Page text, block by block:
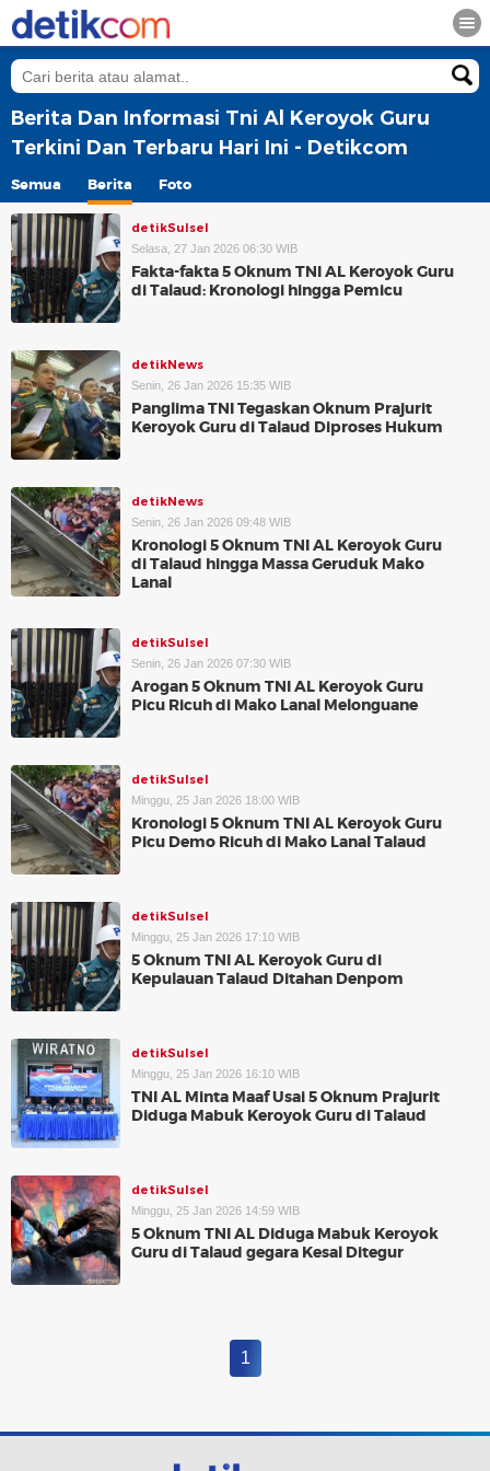
Berita Dan Informasi Tni Al Keroyok Guru
Terkini Dan Terbaru Hari Ini - Detikcom
Semua Berita Foto
detikSulsel
Selasa, 27 Jan 2026 06:30 WIB
Fakta-fakta 5 Oknum TNI AL Keroyok Guru
di Talaud: Kronologi hingga Pemicu
detikNews
Senin, 26 Jan 2026 15:35 WIB
Panglima TNI Tegaskan Oknum Prajurit
Keroyok Guru di Talaud Diproses Hukum
detikNews
Senin, 26 Jan 2026 09:48 WIB
Kronologi 5 Oknum TNI AL Keroyok Guru
di Talaud hingga Massa Geruduk Mako
Lanal
detikSulsel
Senin, 26 Jan 2026 07:30 WIB
Arogan 5 Oknum TNI AL Keroyok Guru
Picu Ricuh di Mako Lanal Melonguane
detikSulsel
Minggu, 25 Jan 2026 18:00 WIB
Kronologi 5 Oknum TNI AL Keroyok Guru
Picu Demo Ricuh di Mako Lanal Talaud
detikSulsel
Minggu, 25 Jan 2026 17:10 WIB
5 Oknum TNI AL Keroyok Guru di
Kepulauan Talaud Ditahan Denpom
detikSulsel
Minggu, 25 Jan 2026 16:10 WIB
TNI AL Minta Maaf Usai 5 Oknum Prajurit
Diduga Mabuk Keroyok Guru di Talaud
detikSulsel
Minggu, 25 Jan 2026 14:59 WIB
5 Oknum TNI AL Diduga Mabuk Keroyok
Guru di Talaud gegara Kesal Ditegur
1